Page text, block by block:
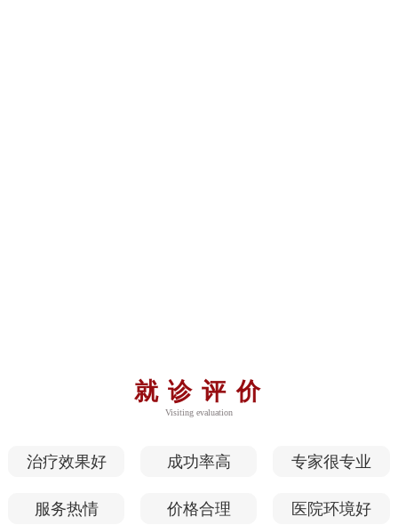
就诊评价
Visiting evaluation
治疗效果好 成功率高 专家很专业
服务热情 价格合理 医院环境好